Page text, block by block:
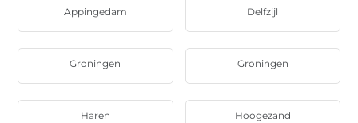
Appingedam Delfzijl
Groningen Groningen
Haren Hoogezand